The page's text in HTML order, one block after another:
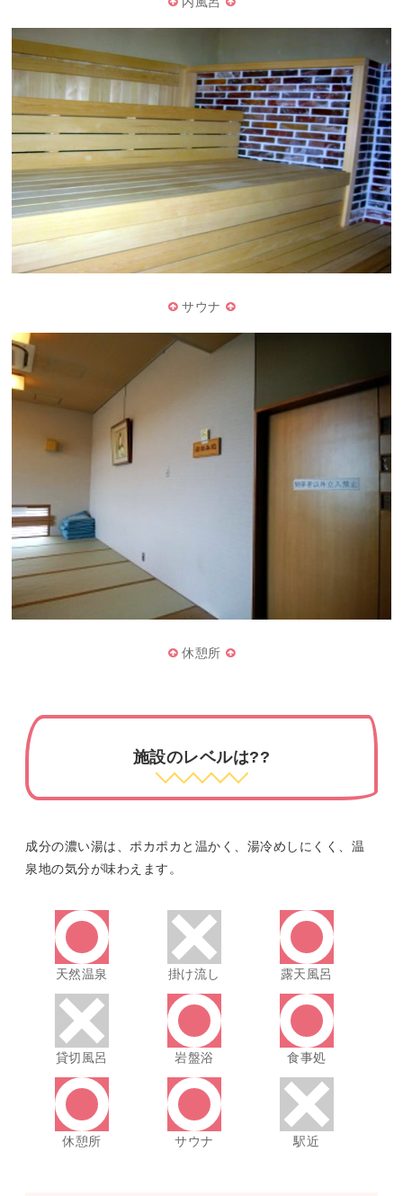
サウナ
休憩所
施設のレベルは??
成分の濃い湯は、ポカポカと温かく、湯冷めしにくく、温
泉地の気分が味わえます。
天然温泉 掛け流し 露天風呂
貸切風呂 岩盤浴 食事処
休憩所 サウナ 駅近